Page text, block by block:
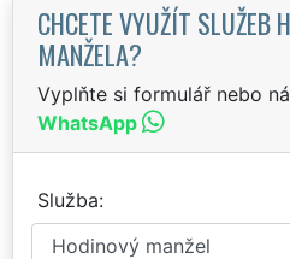
CHCETE VYUŽÍT SLUŽEB
MANŽELA?
Vyplňte si formulář nebo
WhatsApp
Služba